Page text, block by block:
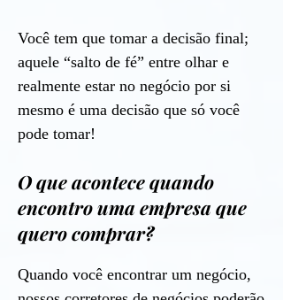
Você tem que tomar a decisão final;
aquele “salto de fé” entre olhar e
realmente estar no negócio por si
mesmo é uma decisão que só você
pode tomar!
O que acontece quando
encontro uma empresa que
quero comprar?
Quando você encontrar um negócio,